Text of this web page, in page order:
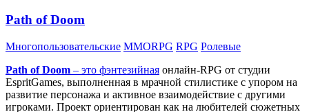
Path of Doom
Многопользовательские MMORPG RPG Ролевые
Path of Doom – это фэнтезийная онлайн-RPG от студии
EspritGames, выполненная в мрачной стилистике с упором на
развитие персонажа и активное взаимодействие с другими
игроками. Проект ориентирован как на любителей сюжетных